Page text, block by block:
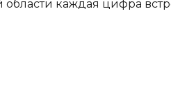
каждая цифра